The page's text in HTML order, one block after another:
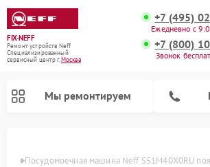
FIX-NEFF
Ремонт устройств Neff
Специализированный
cервисный центр г.Москва
+7 (495)
Ежедневно с
+7 (800)
Звонок
Мы ремонтируем
Посудомоечная машина Neff S51M40X0RU